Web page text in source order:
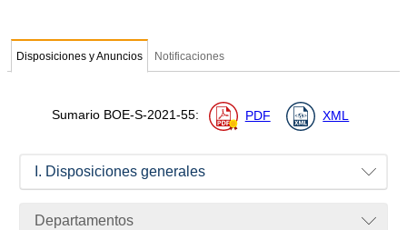
Disposiciones y Anuncios Notificaciones
Sumario BOE-S-2021-55: PDF XML
I. Disposiciones generales
Departamentos